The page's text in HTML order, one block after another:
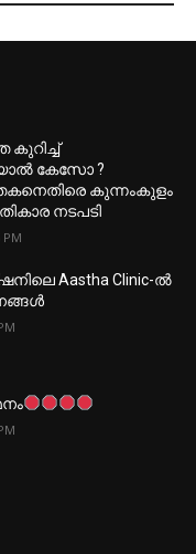
കുറിച്ച്
കേസോ ?
കുന്നംകുളം
നടപടി
PM
Aastha Clinic-ൽ